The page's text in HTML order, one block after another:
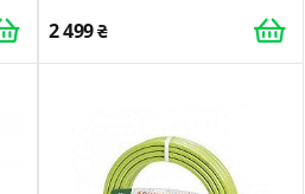
2 499